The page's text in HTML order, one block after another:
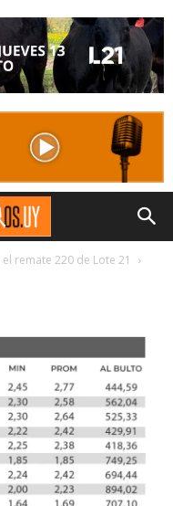
remate 220 de Lote 21